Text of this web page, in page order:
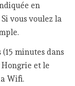
en
vous voulez la
minutes dans
Hongrie et le
Wifi.